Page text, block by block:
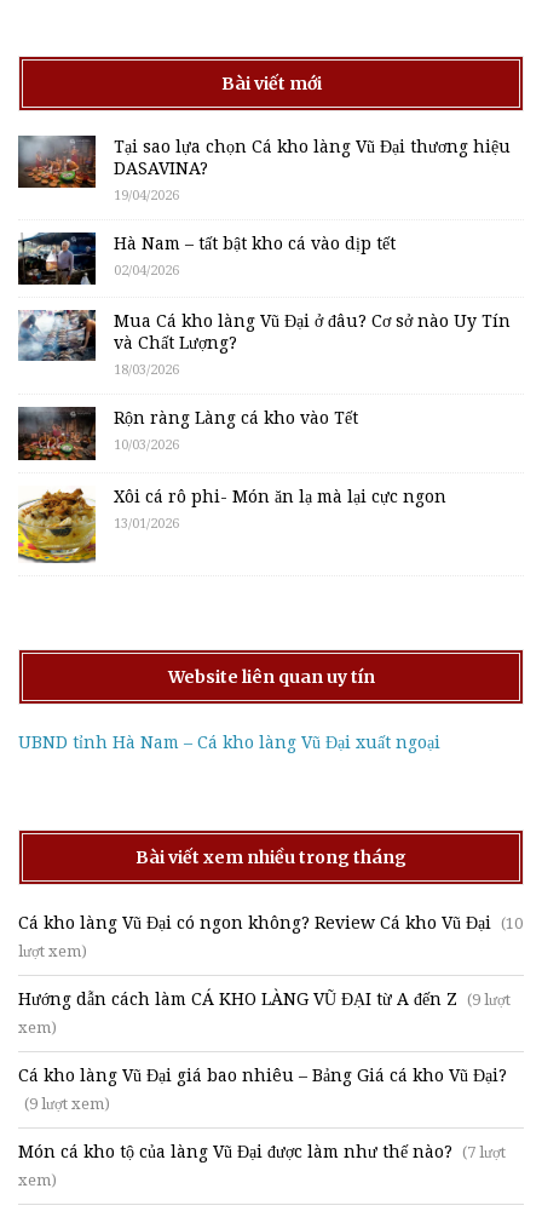
Bài viết mới
Tại sao lựa chọn Cá kho làng Vũ Đại thương hiệu
DASAVINA?
19/04/2026
Hà Nam – tất bật kho cá vào dịp tết
02/04/2026
Mua Cá kho làng Vũ Đại ở đâu? Cơ sở nào Uy Tín
và Chất Lượng?
18/03/2026
Rộn ràng Làng cá kho vào Tết
10/03/2026
Xôi cá rô phi- Món ăn lạ mà lại cực ngon
13/01/2026
Website liên quan uy tín
UBND tỉnh Hà Nam – Cá kho làng Vũ Đại xuất ngoại
Bài viết xem nhiều trong tháng
Cá kho làng Vũ Đại có ngon không? Review Cá kho Vũ Đại (10
lượt xem)
Hướng dẫn cách làm CÁ KHO LÀNG VŨ ĐẠI từ A đến Z (9 lượt
xem)
Cá kho làng Vũ Đại giá bao nhiêu – Bảng Giá cá kho Vũ Đại?
(9 lượt xem)
Món cá kho tộ của làng Vũ Đại được làm như thế nào? (7 lượt
xem)